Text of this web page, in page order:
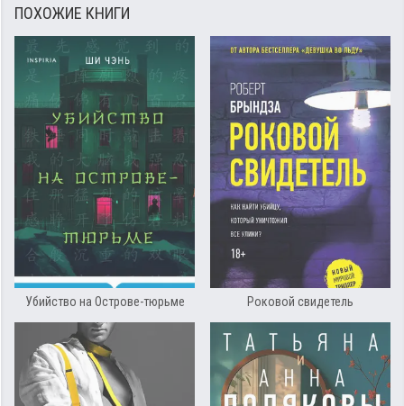
ПОХОЖИЕ КНИГИ
Убийство на Острове-тюрьме Роковой свидетель